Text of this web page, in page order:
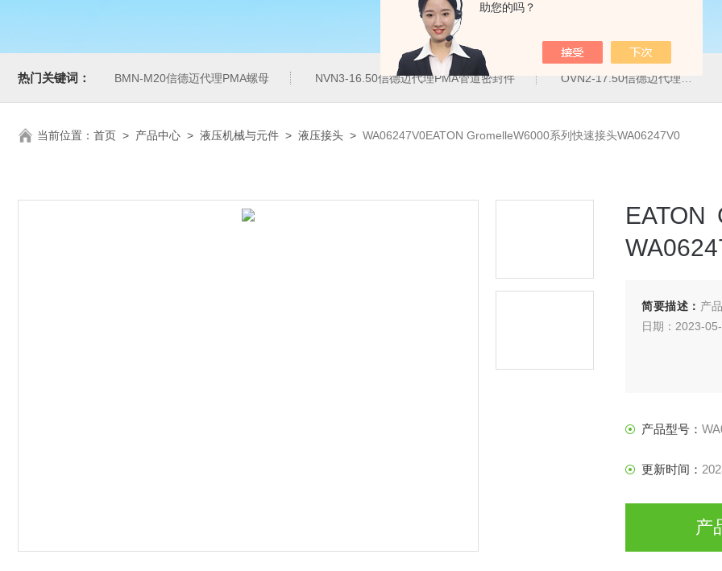
助您的吗？
热门关键词： BMN-M20信德迈代理PMA螺母 NVN3-16.50信德迈代理PMA管道密封件 OVN2-17.50信德迈代理PMA导管夹
当前位置： 首页 > 产品中心 > 液压机械与元件 > 液压接头 > WA06247V0EATON GromelleW6000系列快速接头WA06247V0
简要描述： 产
日期：2023-
产品型号：
更新时间：
产